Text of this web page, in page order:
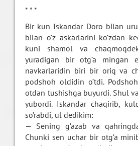
* * *
Bir kun Iskandar Doro bilan
bilan o’z askarlarini ko’zdan
kuni shamol va
yuradigan bir otg’a mingan
navkarlaridin biri bir oriq va
podshoh oldidin o’tdi.
otdan tushishga buyurdi. Shul
yubordi. Iskandar chaqirib,
so’rabdi, ul dedikim:
— Sening g’azab va
Chunki sen uchar bir otg’a